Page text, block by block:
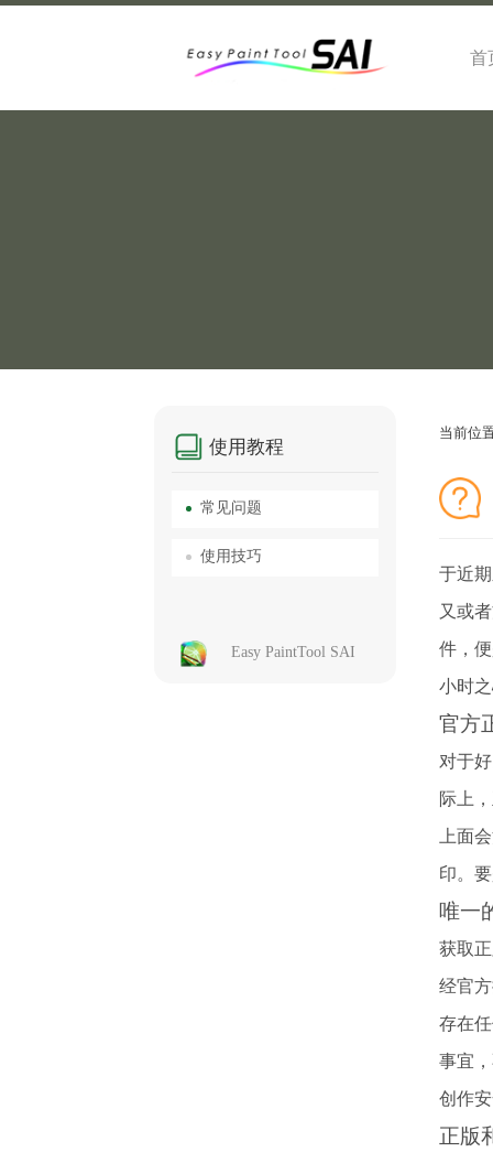
首
使用教程
常见问题
使用技巧
Easy PaintTool SAI
当前位
于近
又或
件，
小时
官方
对于
际上
上面
印。
唯一
获取
经官
存在
事宜
创作
正版